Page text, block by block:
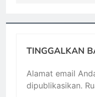
TINGGALKAN
Alamat email
dipublikasikan.